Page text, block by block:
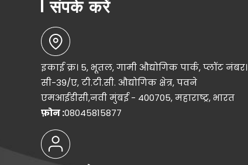
इकाई क्र। 5, भूतल, गामी औद्योगिक पार्क, प्लॉट नंबर।
सी-39/ए, टी.टी.सी. औद्योगिक क्षेत्र, पवने
एमआईडीसी,नवी मुंबई - 400705, महाराष्ट्र, भारत
फ़ोन :08045815877